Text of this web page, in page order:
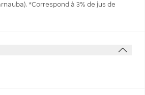
*Correspond à 3% de jus de